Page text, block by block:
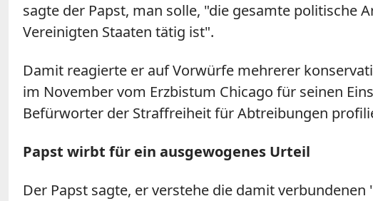
sagte der Papst, man solle, "die gesamte politische
Vereinigten Staaten tätig ist".
Damit reagierte er auf Vorwürfe mehrerer
im November vom Erzbistum Chicago für seinen
Befürworter der Straffreiheit für Abtreibungen
Papst wirbt für ein ausgewogenes Urteil
Der Papst sagte, er verstehe die damit